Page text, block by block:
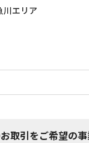
川エリア
取引をご希望の